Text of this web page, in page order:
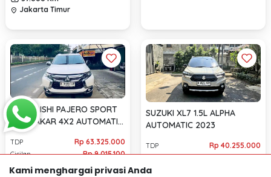
location_on Jakarta Timur
MITSUBISHI PAJERO SPORT
2.4L DAKAR 4X2 AUTOMATIC
2018
TDP Rp 63.325.000
Cicilan
Rp 9.015.100
53.170 Km
SUZUKI XL7 1.5L ALPHA
AUTOMATIC 2023
TDP Rp 40.255.000
Cicilan
Rp 5.430.800
Kami menghargai privasi Anda